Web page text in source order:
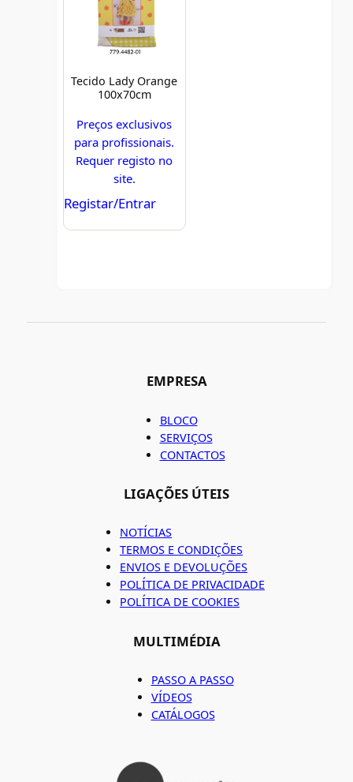
Tecido Lady Orange
100x70cm
Preços exclusivos
para profissionais.
Requer registo no
site.
Registar/Entrar
EMPRESA
BLOCO
SERVIÇOS
CONTACTOS
LIGAÇÕES ÚTEIS
NOTÍCIAS
TERMOS E CONDIÇÕES
ENVIOS E DEVOLUÇÕES
POLÍTICA DE PRIVACIDADE
POLÍTICA DE COOKIES
MULTIMÉDIA
PASSO A PASSO
VÍDEOS
CATÁLOGOS